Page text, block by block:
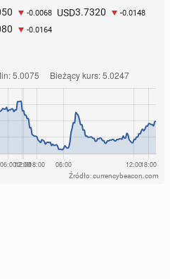
-0.0068 USD3.7320 -0.0148
-0.0164
Źródło: currencybeacon.com